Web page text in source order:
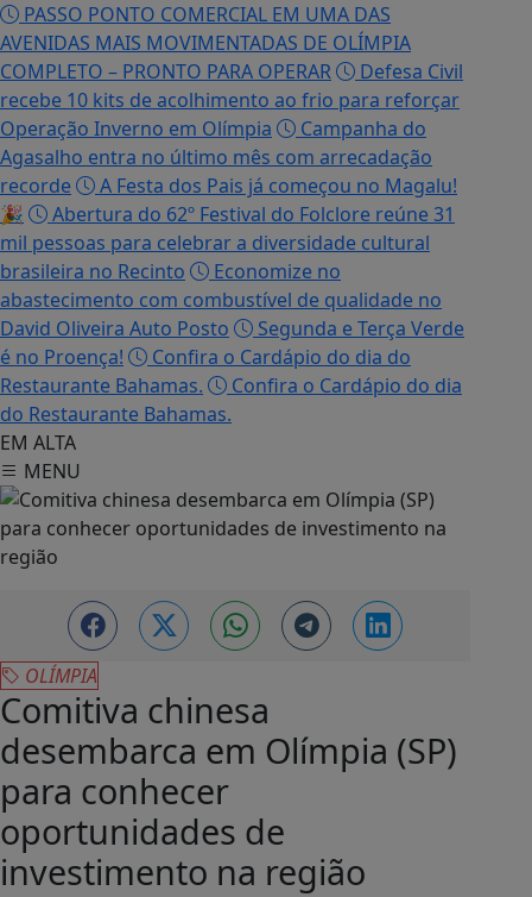
PASSO PONTO COMERCIAL EM UMA DAS
AVENIDAS MAIS MOVIMENTADAS DE OLÍMPIA
COMPLETO – PRONTO PARA OPERAR
Defesa Civil
recebe 10 kits de acolhimento ao frio para reforçar
Operação Inverno em Olímpia
Campanha do
Agasalho entra no último mês com arrecadação
recorde
A Festa dos Pais já começou no Magalu!
🎉
Abertura do 62º Festival do Folclore reúne 31
mil pessoas para celebrar a diversidade cultural
brasileira no Recinto
Economize no
abastecimento com combustível de qualidade no
David Oliveira Auto Posto
Segunda e Terça Verde
é no Proença!
Confira o Cardápio do dia do
Restaurante Bahamas.
Confira o Cardápio do dia
do Restaurante Bahamas.
EM ALTA
MENU
OLÍMPIA
Comitiva chinesa
desembarca em Olímpia (SP)
para conhecer
oportunidades de
investimento na região